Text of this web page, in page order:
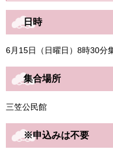
日時
6月15日（日曜日）8時30分
集合場所
三笠公民館
※申込みは不要